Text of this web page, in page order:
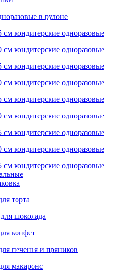
в рулоне
кондитерские одноразовые
кондитерские одноразовые
кондитерские одноразовые
кондитерские одноразовые
кондитерские одноразовые
кондитерские одноразовые
кондитерские одноразовые
кондитерские одноразовые
кондитерские одноразовые
торта
шоколада
конфет
печенья и пряников
макаронс